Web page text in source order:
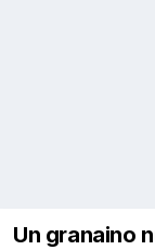
Un granaino